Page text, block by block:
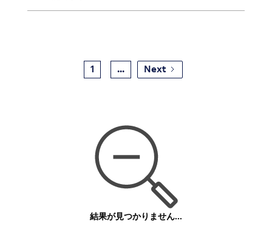
1 ... Next
結果が見つかりません...